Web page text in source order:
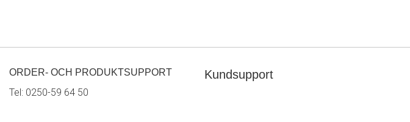
ORDER- OCH PRODUKTSUPPORT
Tel: 0250-59 64 50
Kundsupport